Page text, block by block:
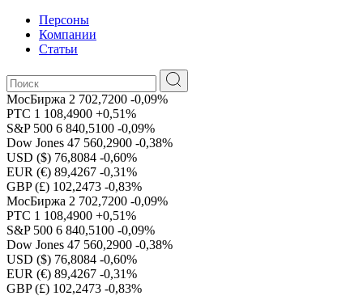
Персоны
Компании
Статьи
МосБиржа 2 702,7200 -0,09%
РТС 1 108,4900 +0,51%
S&P 500 6 840,5100 -0,09%
Dow Jones 47 560,2900 -0,38%
USD ($) 76,8084 -0,60%
EUR (€) 89,4267 -0,31%
GBP (£) 102,2473 -0,83%
МосБиржа 2 702,7200 -0,09%
РТС 1 108,4900 +0,51%
S&P 500 6 840,5100 -0,09%
Dow Jones 47 560,2900 -0,38%
USD ($) 76,8084 -0,60%
EUR (€) 89,4267 -0,31%
GBP (£) 102,2473 -0,83%